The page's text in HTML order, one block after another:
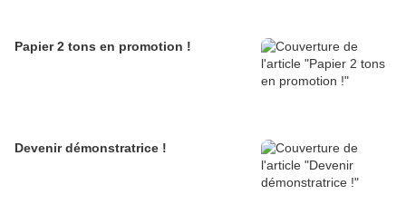
Papier 2 tons en promotion !
Devenir démonstratrice !